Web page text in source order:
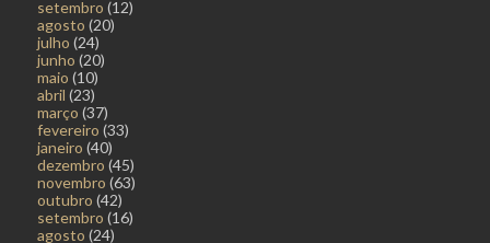
setembro (12)
agosto (20)
julho (24)
junho (20)
maio (10)
abril (23)
março (37)
fevereiro (33)
janeiro (40)
dezembro (45)
novembro (63)
outubro (42)
setembro (16)
agosto (24)